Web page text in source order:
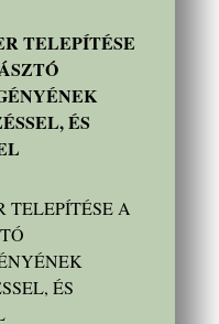
TELEPÍTÉSE
ÉS
TELEPÍTÉSE A
ÉS